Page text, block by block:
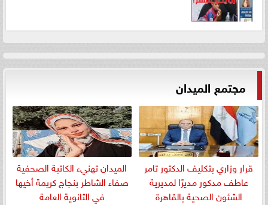
مجتمع الميدان
قرار وزاري بتكليف الدكتور تامر
عاطف مدكور مديرًا لمديرية
الشئون الصحية بالقاهرة
الميدان تهنيء الكاتبة الصحفية
صفاء الشاطر بنجاج كريمة أخيها
في الثانوية العامة